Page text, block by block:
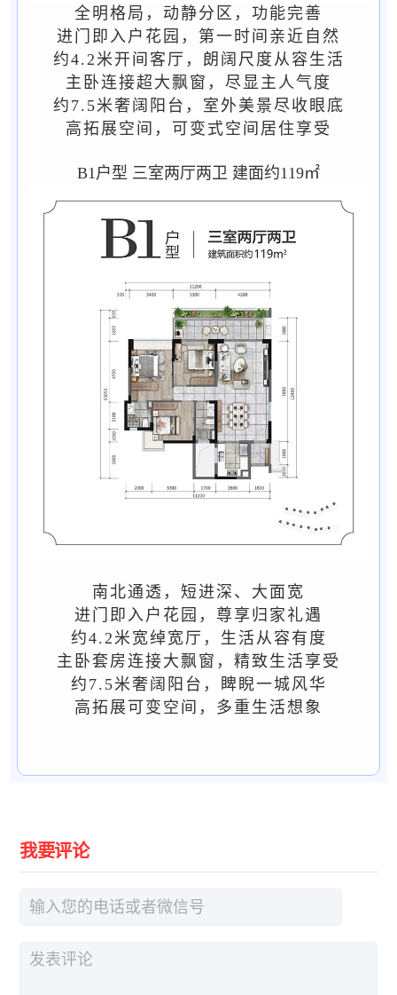
全明格局，动静分区，功能完善
进门即入户花园，第一时间亲近自然
约4.2米开间客厅，朗阔尺度从容生活
主卧连接超大飘窗，尽显主人气度
约7.5米奢阔阳台，室外美景尽收眼底
高拓展空间，可变式空间居住享受
B1户型 三室两厅两卫 建面约119㎡
南北通透，短进深、大面宽
进门即入户花园，尊享归家礼遇
约4.2米宽绰宽厅，生活从容有度
主卧套房连接大飘窗，精致生活享受
约7.5米奢阔阳台，睥睨一城风华
高拓展可变空间，多重生活想象
我要评论